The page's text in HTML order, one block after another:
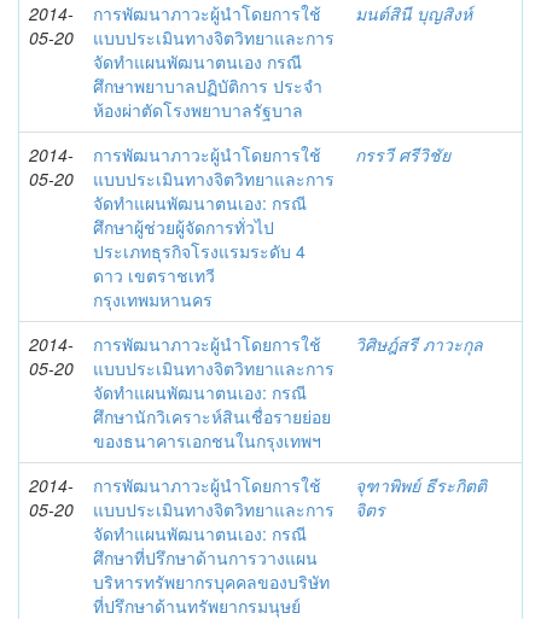
2014-
05-20
การพัฒนาภาวะผู้นำโดยการใช้
แบบประเมินทางจิตวิทยาและการ
จัดทำแผนพัฒนาตนเอง กรณี
ศึกษาพยาบาลปฏิบัติการ ประจำ
ห้องผ่าตัดโรงพยาบาลรัฐบาล
มนต์สินี บุญสิงห์
2014-
05-20
การพัฒนาภาวะผู้นำโดยการใช้
แบบประเมินทางจิตวิทยาและการ
จัดทำแผนพัฒนาตนเอง: กรณี
ศึกษาผู้ช่วยผู้จัดการทั่วไป
ประเภทธุรกิจโรงแรมระดับ 4
ดาว เขตราชเทวี
กรุงเทพมหานคร
กรรวี ศรีวิชัย
2014-
05-20
การพัฒนาภาวะผู้นำโดยการใช้
แบบประเมินทางจิตวิทยาและการ
จัดทำแผนพัฒนาตนเอง: กรณี
ศึกษานักวิเคราะห์สินเชื่อรายย่อย
ของธนาคารเอกชนในกรุงเทพฯ
วิศิษฎ์สรี ภาวะกุล
2014-
05-20
การพัฒนาภาวะผู้นำโดยการใช้
แบบประเมินทางจิตวิทยาและการ
จัดทำแผนพัฒนาตนเอง: กรณี
ศึกษาที่ปรึกษาด้านการวางแผน
บริหารทรัพยากรบุคคลของบริษัท
ที่ปรึกษาด้านทรัพยากรมนุษย์
จุฑาพิพย์ ธีระกิตติ
จิตร